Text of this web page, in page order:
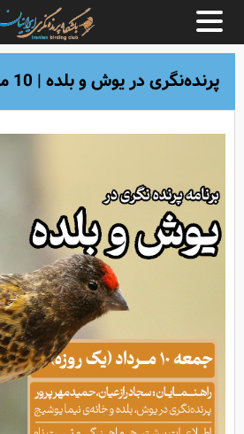
پرنده‌نگری در یوش و بلده | 10 مرداد 1404